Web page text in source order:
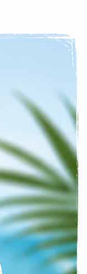
μη
το
για